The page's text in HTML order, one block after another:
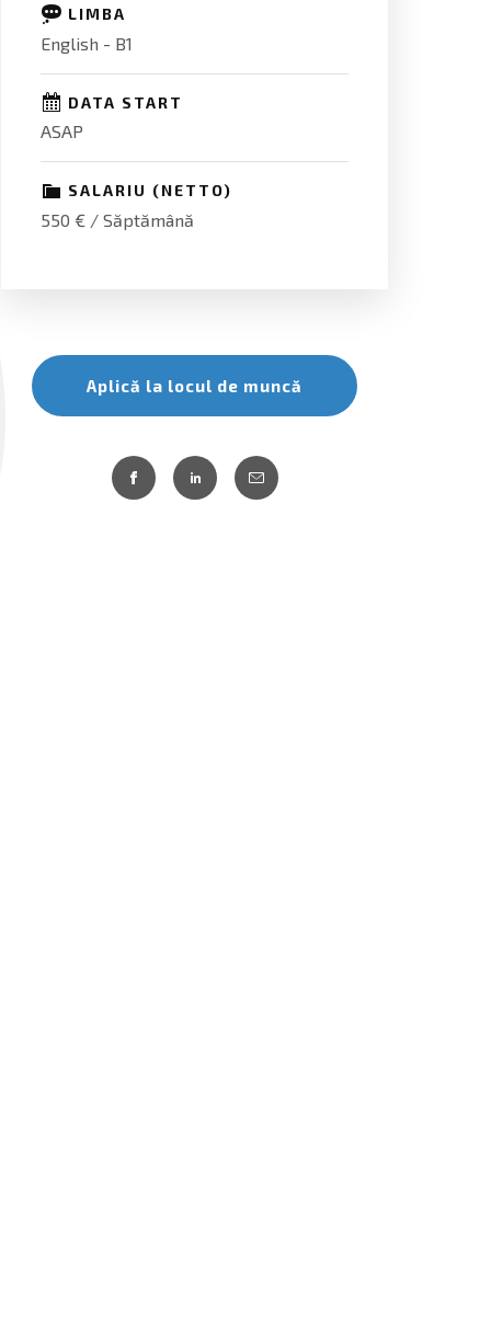
LIMBA
English - B1
DATA START
ASAP
SALARIU (NETTO)
550 € / Săptămână
Aplică la locul de muncă